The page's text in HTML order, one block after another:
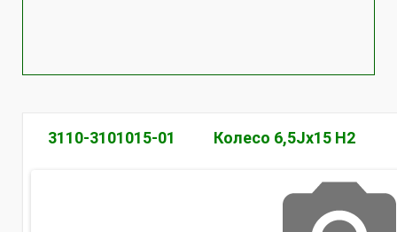
3110-3101015-01 Колесо 6,5Jх15 Н2